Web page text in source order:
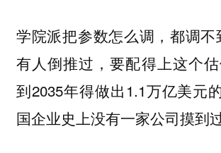
学院派把参数怎么调，都调不
有人倒推过，要配得上这个
到2035年得做出1.1万亿美元
国企业史上没有一家公司摸到